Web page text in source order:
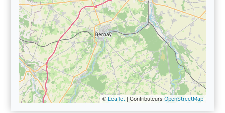
© Leaflet| Contributeurs OpenStreetMap